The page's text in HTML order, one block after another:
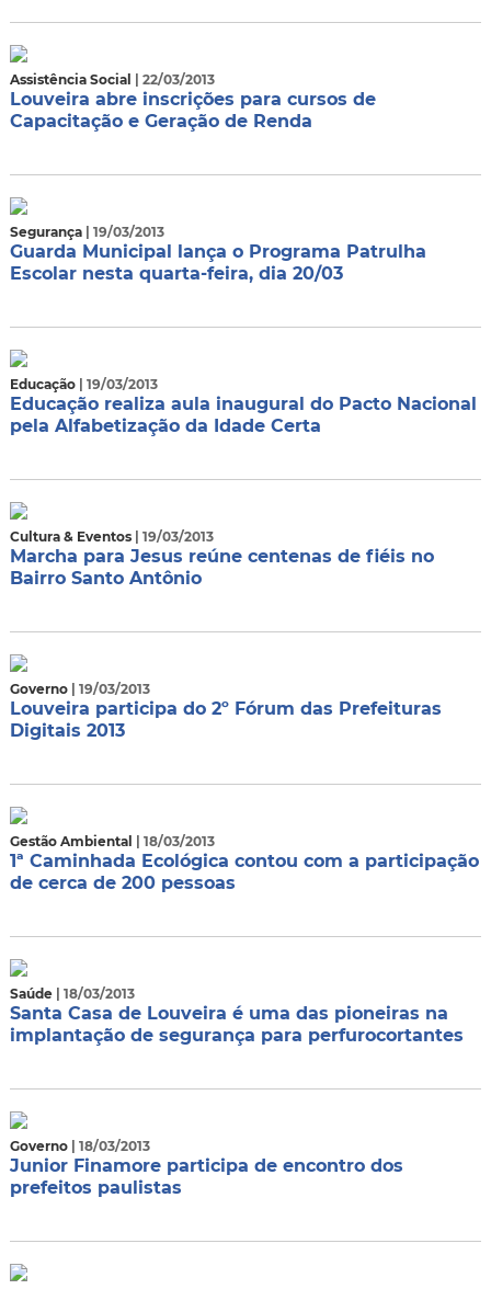
Assistência Social | 22/03/2013
Louveira abre inscrições para cursos de
Capacitação e Geração de Renda
Segurança | 19/03/2013
Guarda Municipal lança o Programa Patrulha
Escolar nesta quarta-feira, dia 20/03
Educação | 19/03/2013
Educação realiza aula inaugural do Pacto Nacional
pela Alfabetização da Idade Certa
Cultura & Eventos | 19/03/2013
Marcha para Jesus reúne centenas de fiéis no
Bairro Santo Antônio
Governo | 19/03/2013
Louveira participa do 2º Fórum das Prefeituras
Digitais 2013
Gestão Ambiental | 18/03/2013
1ª Caminhada Ecológica contou com a participação
de cerca de 200 pessoas
Saúde | 18/03/2013
Santa Casa de Louveira é uma das pioneiras na
implantação de segurança para perfurocortantes
Governo | 18/03/2013
Junior Finamore participa de encontro dos
prefeitos paulistas